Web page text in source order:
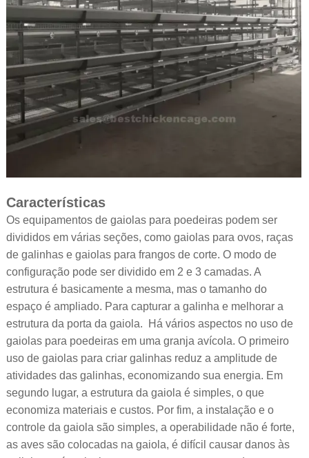
Características
Os equipamentos de gaiolas para poedeiras podem ser
divididos em várias seções, como gaiolas para ovos, raças
de galinhas e gaiolas para frangos de corte. O modo de
configuração pode ser dividido em 2 e 3 camadas. A
estrutura é basicamente a mesma, mas o tamanho do
espaço é ampliado. Para capturar a galinha e melhorar a
estrutura da porta da gaiola. Há vários aspectos no uso de
gaiolas para poedeiras em uma granja avícola. O primeiro
uso de gaiolas para criar galinhas reduz a amplitude de
atividades das galinhas, economizando sua energia. Em
segundo lugar, a estrutura da gaiola é simples, o que
economiza materiais e custos. Por fim, a instalação e o
controle da gaiola são simples, a operabilidade não é forte,
as aves são colocadas na gaiola, é difícil causar danos às